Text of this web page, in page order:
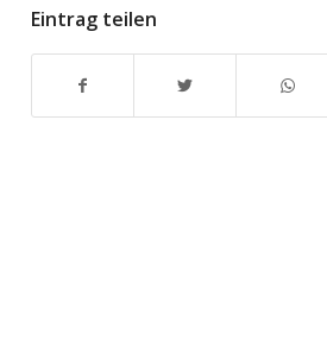
Eintrag teilen